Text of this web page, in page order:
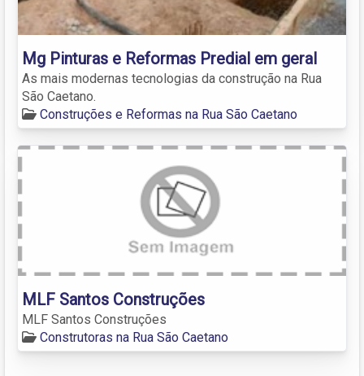
Mg Pinturas e Reformas Predial em geral
As mais modernas tecnologias da construção na Rua
São Caetano.
Construções e Reformas na Rua São Caetano
MLF Santos Construções
MLF Santos Construções
Construtoras na Rua São Caetano